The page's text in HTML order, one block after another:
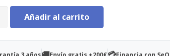
Añadir al carrito